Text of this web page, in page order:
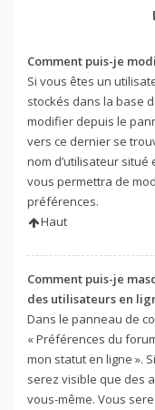
Comment puis-je
Si vous êtes un
stockés dans la base
modifier depuis le
vers ce dernier se
nom d’utilisateur
vous permettra de
préférences.
Haut
Comment puis-je
des utilisateurs en
Dans le panneau de
« Préférences du
mon statut en ligne ».
serez visible que des
vous-même. Vous